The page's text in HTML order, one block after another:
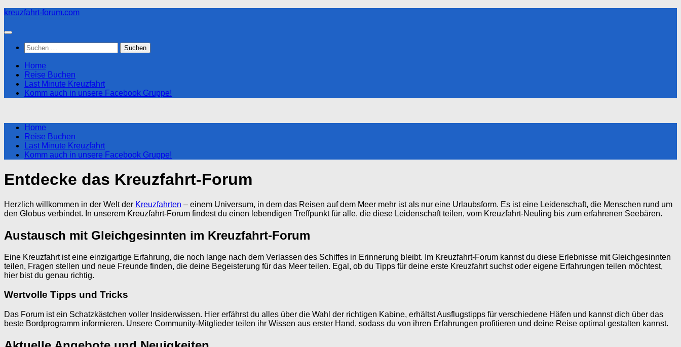
Zum
springen
kreuzfahrt-forum.com
Suchen
nach:
Home
Reise Buchen
Last Minute Kreuzfahrt
Komm auch in unsere Facebook Gruppe!
Home
Reise Buchen
Last Minute Kreuzfahrt
Komm auch in unsere Facebook Gruppe!
Entdecke das Kreuzfahrt-Forum
Herzlich willkommen in der Welt der Kreuzfahrten – einem Universum, in dem das Reisen auf dem Meer mehr ist als nur eine Urlaubsform. Es ist eine Leidenschaft, die Menschen rund um
den Globus verbindet. In unserem Kreuzfahrt-Forum findest du einen lebendigen Treffpunkt für alle, die diese Leidenschaft teilen, vom Kreuzfahrt-Neuling bis zum erfahrenen Seebären.
Austausch mit Gleichgesinnten im Kreuzfahrt-Forum
Eine Kreuzfahrt ist eine einzigartige Erfahrung, die noch lange nach dem Verlassen des Schiffes in Erinnerung bleibt. Im Kreuzfahrt-Forum kannst du diese Erlebnisse mit Gleichgesinnten
teilen, Fragen stellen und neue Freunde finden, die deine Begeisterung für das Meer teilen. Egal, ob du Tipps für deine erste Kreuzfahrt suchst oder eigene Erfahrungen teilen möchtest,
hier bist du genau richtig.
Wertvolle Tipps und Tricks
Das Forum ist ein Schatzkästchen voller Insiderwissen. Hier erfährst du alles über die Wahl der richtigen Kabine, erhältst Ausflugstipps für verschiedene Häfen und kannst dich über das
beste Bordprogramm informieren. Unsere Community-Mitglieder teilen ihr Wissen aus erster Hand, sodass du von ihren Erfahrungen profitieren und deine Reise optimal gestalten kannst.